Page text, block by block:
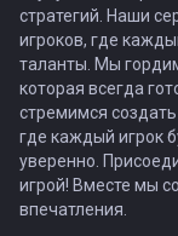
стратегий. Наши
игроков, где
таланты. Мы
которая всегда
стремимся
где каждый игрок
уверенно.
игрой! Вместе мы
впечатления.